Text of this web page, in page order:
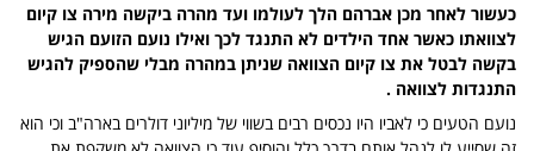
כעשור לאחר מכן אברהם הלך לעולמו ועד מהרה ביקשה מירה צו קיום
לצוואתו כאשר אחד הילדים לא התנגד לכך ואילו נועם הזועם הגיש
בקשה לבטל את צו קיום הצוואה שניתן במהרה מבלי שהספיק להגיש
התנגדות לצוואה .
נועם הטעים כי לאביו היו נכסים רבים בשווי של מיליוני דולרים בארה"ב וכי הוא